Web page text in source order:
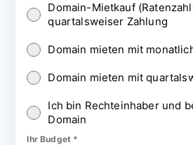
Domain-Mietkauf
quartalsweiser Zahlung
Domain mieten mit
Domain mieten mit
Ich bin Rechteinhaber und
Domain
Ihr Budget *